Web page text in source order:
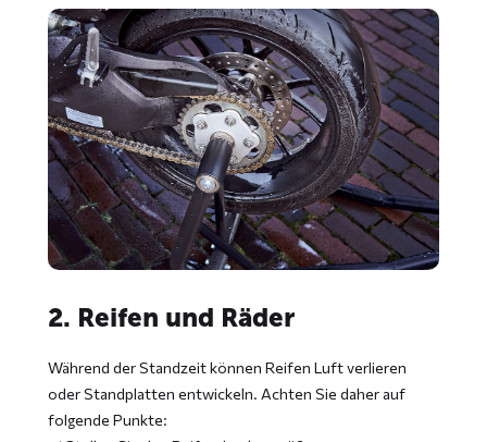
2. Reifen und Räder
Während der Standzeit können Reifen Luft verlieren
oder Standplatten entwickeln. Achten Sie daher auf
folgende Punkte: